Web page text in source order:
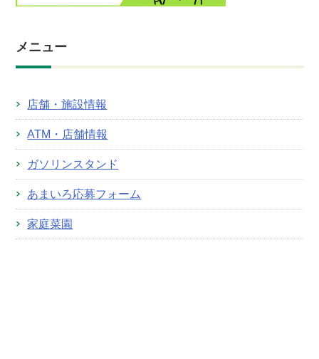
メニュー
店舗・施設情報
ATM・店舗情報
ガソリンスタンド
あまいろ応募フォーム
家庭菜園